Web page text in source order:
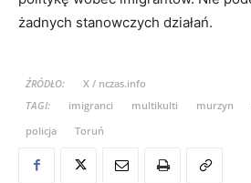
żadnych stanowczych działań.
ŹRÓDŁO:
X / nczas.info
TAGI:
imigranci multikulti murzyn
policja
Toruń